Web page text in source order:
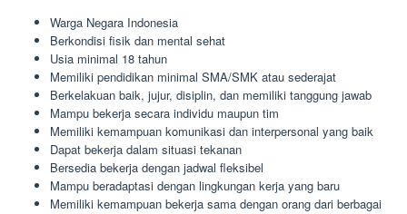
Warga Negara Indonesia
Berkondisi fisik dan mental sehat
Usia minimal 18 tahun
Memiliki pendidikan minimal SMA/SMK atau sederajat
Berkelakuan baik, jujur, disiplin, dan memiliki tanggung jawab
Mampu bekerja secara individu maupun tim
Memiliki kemampuan komunikasi dan interpersonal yang baik
Dapat bekerja dalam situasi tekanan
Bersedia bekerja dengan jadwal fleksibel
Mampu beradaptasi dengan lingkungan kerja yang baru
Memiliki kemampuan bekerja sama dengan orang dari berbagai